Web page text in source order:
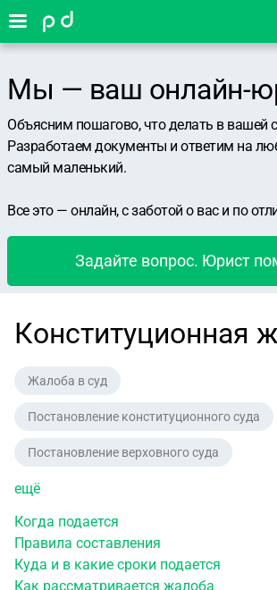
Мы — ваш онлайн-
Объясним пошагово, что делать в вашей
Разработаем документы и ответим на
самый маленький.
Все это — онлайн, с заботой о вас и по
Задайте вопрос. Юрист
Конституционная
Жалоба в суд
Постановление конституционного суда
Постановление верховного суда
ещё
Когда подается
Правила составления
Куда и в какие сроки подается
Как рассматривается жалоба